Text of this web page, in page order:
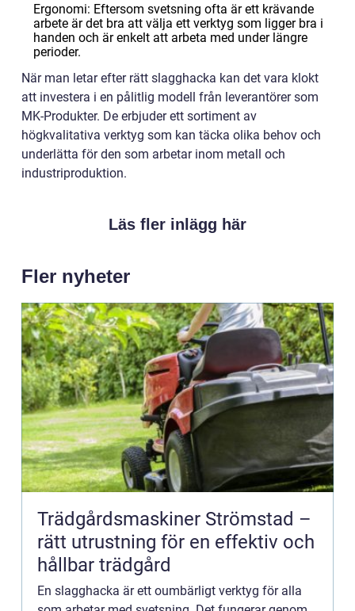
Ergonomi: Eftersom svetsning ofta är ett krävande
arbete är det bra att välja ett verktyg som ligger bra i
handen och är enkelt att arbeta med under längre
perioder.
När man letar efter rätt slagghacka kan det vara klokt
att investera i en pålitlig modell från leverantörer som
MK-Produkter. De erbjuder ett sortiment av
högkvalitativa verktyg som kan täcka olika behov och
underlätta för den som arbetar inom metall och
industriproduktion.
Läs fler inlägg här
Fler nyheter
Trädgårdsmaskiner Strömstad –
rätt utrustning för en effektiv och
hållbar trädgård
En slagghacka är ett oumbärligt verktyg för alla